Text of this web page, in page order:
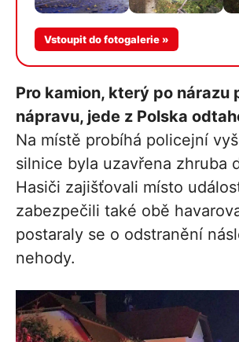
Vstoupit do fotogalerie »
Pro kamion, který po nárazu
nápravu, jede z Polska
Na místě probíhá policejní
silnice byla uzavřena zhruba
Hasiči zajišťovali místo
zabezpečili také obě
postaraly se o odstranění
nehody.